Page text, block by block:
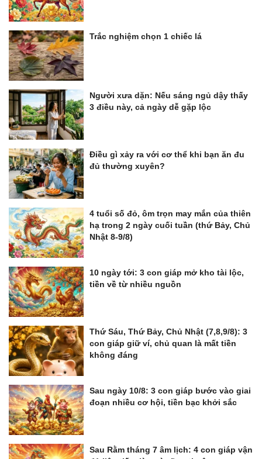
Trắc nghiệm chọn 1 chiếc lá
Người xưa dặn: Nếu sáng ngủ dậy thấy
3 điều này, cả ngày dễ gặp lộc
Điều gì xảy ra với cơ thể khi bạn ăn đu
đủ thường xuyên?
4 tuổi số đỏ, ôm trọn may mắn của thiên
hạ trong 2 ngày cuối tuần (thứ Bảy, Chủ
Nhật 8-9/8)
10 ngày tới: 3 con giáp mở kho tài lộc,
tiền về từ nhiều nguồn
Thứ Sáu, Thứ Bảy, Chủ Nhật (7,8,9/8): 3
con giáp giữ ví, chủ quan là mất tiền
không đáng
Sau ngày 10/8: 3 con giáp bước vào giai
đoạn nhiều cơ hội, tiền bạc khởi sắc
Sau Rằm tháng 7 âm lịch: 4 con giáp vận